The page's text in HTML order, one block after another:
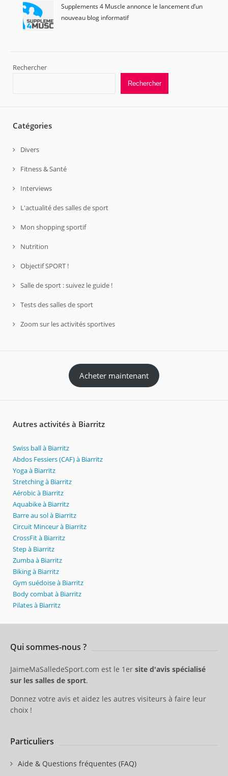
Supplements 4 Muscle annonce le lancement d’un
nouveau blog informatif
Rechercher
Rechercher
Catégories
Divers
Fitness & Santé
Interviews
L'actualité des salles de sport
Mon shopping sportif
Nutrition
Objectif SPORT !
Salle de sport : suivez le guide !
Tests des salles de sport
Zoom sur les activités sportives
Acheter maintenant
Autres activités à Biarritz
Swiss ball à Biarritz
Abdos Fessiers (CAF) à Biarritz
Yoga à Biarritz
Stretching à Biarritz
Aérobic à Biarritz
Aquabike à Biarritz
Barre au sol à Biarritz
Circuit Minceur à Biarritz
CrossFit à Biarritz
Step à Biarritz
Zumba à Biarritz
Biking à Biarritz
Gym suédoise à Biarritz
Body combat à Biarritz
Pilates à Biarritz
Qui sommes-nous ?
JaimeMaSalledeSport.com est le 1er site d'avis spécialisé
sur les salles de sport.
Donnez votre avis et aidez les autres visiteurs à faire leur
choix !
Particuliers
Aide & Questions fréquentes (FAQ)